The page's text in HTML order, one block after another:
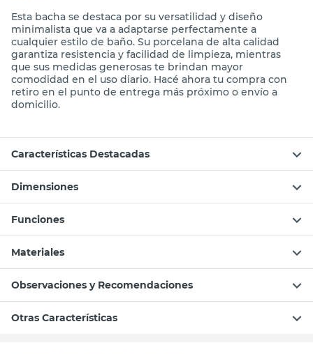
Esta bacha se destaca por su versatilidad y diseño
minimalista que va a adaptarse perfectamente a
cualquier estilo de baño. Su porcelana de alta calidad
garantiza resistencia y facilidad de limpieza, mientras
que sus medidas generosas te brindan mayor
comodidad en el uso diario. Hacé ahora tu compra con
retiro en el punto de entrega más próximo o envío a
domicilio.
Características Destacadas
Dimensiones
Funciones
Materiales
Observaciones y Recomendaciones
Otras Características